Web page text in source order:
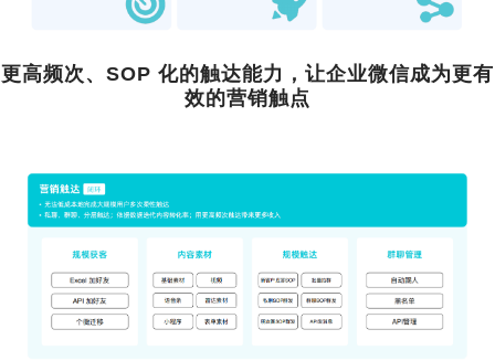
更高频次、SOP 化的触达能力，让企业微信成为更有
效的营销触点